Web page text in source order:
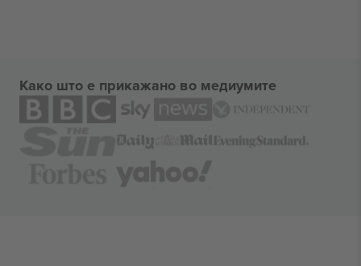
Како што е прикажано во медиумите